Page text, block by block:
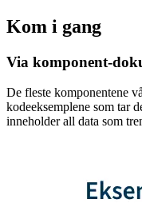
Kom i gang
Via komponent-
De fleste komponentene
kodeeksemplene som tar
inneholder all data som